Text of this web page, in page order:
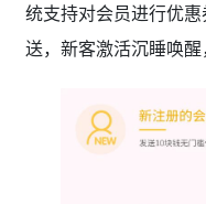
统支持对会员进行优
送，新客激活沉睡唤醒